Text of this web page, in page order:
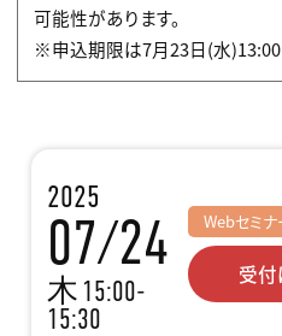
可能性があります。
※申込期限は7月23日(水)13:00
2025
07/24
木15:00-
15:30
Webセミナ
受付